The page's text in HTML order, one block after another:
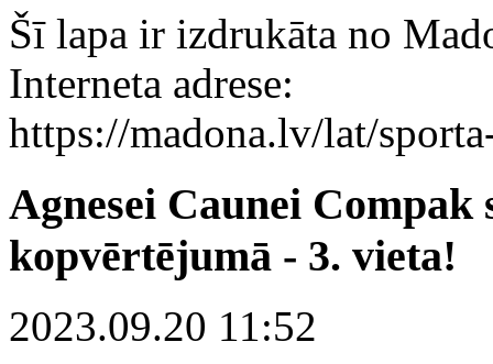
Šī lapa ir izdrukāta no
Interneta adrese:
https://madona.lv/lat/
Agnesei Caunei Compak
kopvērtējumā - 3. vieta!
2023.09.20 11:52